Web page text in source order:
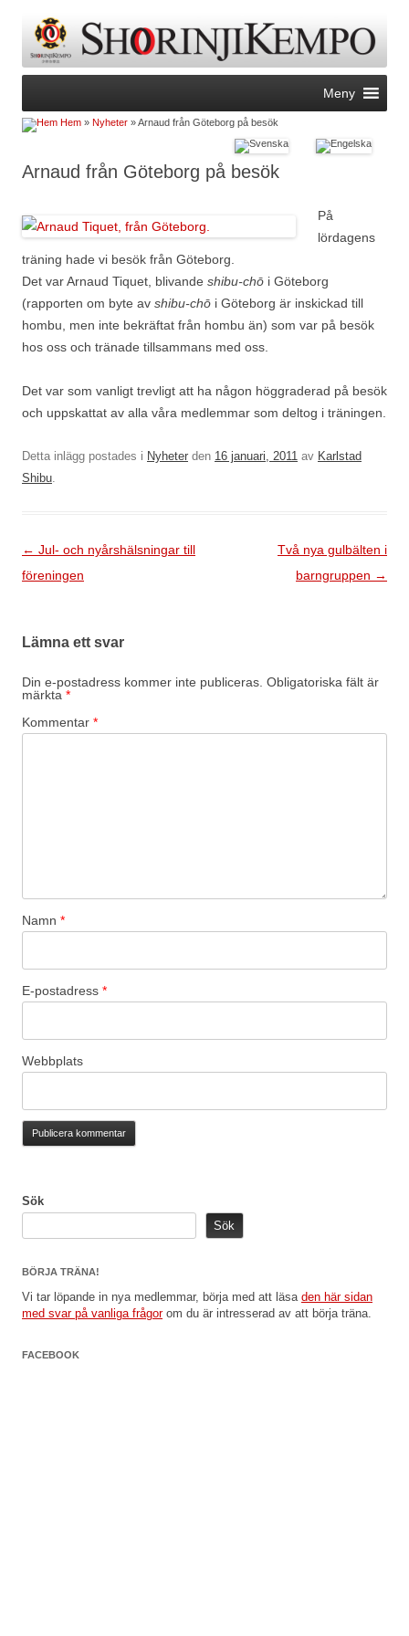
Meny
Hem » Nyheter » Arnaud från Göteborg på besök
Arnaud från Göteborg på besök
På
lördagens
träning hade vi besök från Göteborg.
Det var Arnaud Tiquet, blivande shibu-chō i Göteborg
(rapporten om byte av shibu-chō i Göteborg är inskickad till
hombu, men inte bekräftat från hombu än) som var på besök
hos oss och tränade tillsammans med oss.
Det var som vanligt trevligt att ha någon höggraderad på besök
och uppskattat av alla våra medlemmar som deltog i träningen.
Detta inlägg postades i Nyheter den 16 januari, 2011 av Karlstad
Shibu.
Inläggsnavigering
← Jul- och nyårshälsningar till
föreningen
Två nya gulbälten i
barngruppen →
Lämna ett svar
Din e-postadress kommer inte publiceras. Obligatoriska fält är
märkta *
Kommentar *
Namn *
E-postadress *
Webbplats
Sök
Sök
BÖRJA TRÄNA!
Vi tar löpande in nya medlemmar, börja med att läsa den här sidan
med svar på vanliga frågorom du är intresserad av att börja träna.
FACEBOOK